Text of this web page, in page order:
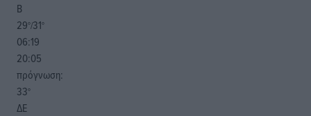
Β
29°/31°
06:19
20:05
πρόγνωση:
33°
ΔΕ